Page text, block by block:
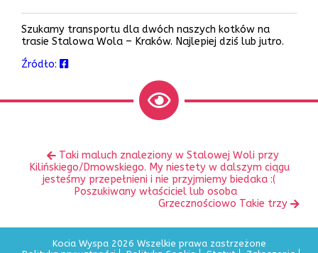
Szukamy transportu dla dwóch naszych kotków na
trasie Stalowa Wola – Kraków. Najlepiej dziś lub jutro.
Źródło:
inne
Poprzedni
wpis:
Taki maluch znaleziony w Stalowej Woli przy
Kilińskiego/Dmowskiego. My niestety w dalszym ciągu
jesteśmy przepełnieni i nie przyjmiemy biedaka :(
Poszukiwany właściciel lub osoba
Następny
Grzecznościowo Takie trzy
Kocia Wyspa 2026 Wszelkie prawa zastrzeżone